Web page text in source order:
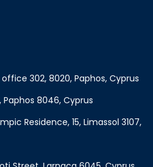
302, 8020, Paphos, Cyprus
Paphos 8046, Cyprus
Residence, 15, Limassol 3107,